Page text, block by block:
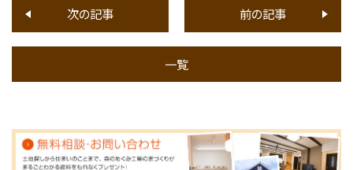
次の記事
一覧
前の記事